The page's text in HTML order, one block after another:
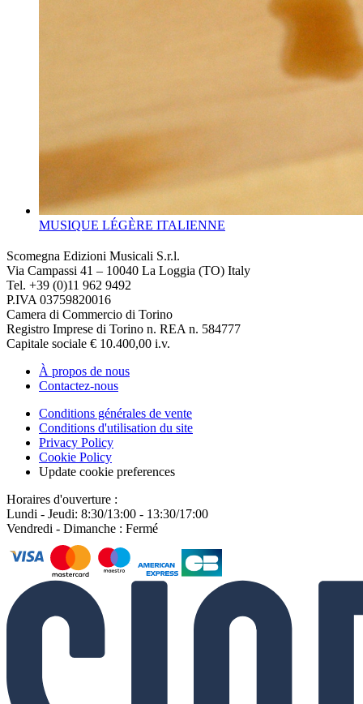
MUSIQUE LÉGÈRE ITALIENNE
Scomegna Edizioni Musicali S.r.l.
Via Campassi 41 – 10040 La Loggia (TO) Italy
Tel. +39 (0)11 962 9492
P.IVA 03759820016
Camera di Commercio di Torino
Registro Imprese di Torino n. REA n. 584777
Capitale sociale € 10.400,00 i.v.
À propos de nous
Contactez-nous
Conditions générales de vente
Conditions d'utilisation du site
Privacy Policy
Cookie Policy
Update cookie preferences
Horaires d'ouverture :
Lundi - Jeudi: 8:30/13:00 - 13:30/17:00
Vendredi - Dimanche : Fermé